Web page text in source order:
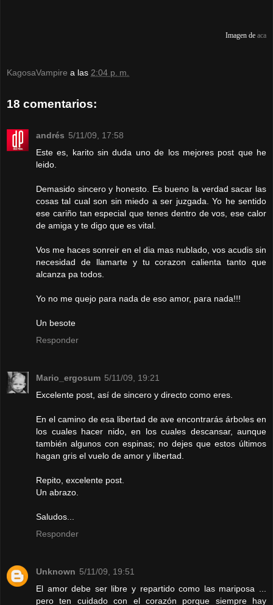
Imagen de aca
KagosaVampire a las 2:04 p. m.
18 comentarios:
andrés 5/11/09, 17:58
Este es, karito sin duda uno de los mejores post que he
leido.
Demasido sincero y honesto. Es bueno la verdad sacar las
cosas tal cual son sin miedo a ser juzgada. Yo he sentido
ese cariño tan especial que tenes dentro de vos, ese calor
de amiga y te digo que es vital.
Vos me haces sonreir en el dia mas nublado, vos acudis sin
necesidad de llamarte y tu corazon calienta tanto que
alcanza pa todos.
Yo no me quejo para nada de eso amor, para nada!!!
Un besote
Responder
Mario_ergosum 5/11/09, 19:21
Excelente post, así de sincero y directo como eres.
En el camino de esa libertad de ave encontrarás árboles en
los cuales hacer nido, en los cuales descansar, aunque
también algunos con espinas; no dejes que estos últimos
hagan gris el vuelo de amor y libertad.
Repito, excelente post.
Un abrazo.
Saludos...
Responder
Unknown 5/11/09, 19:51
El amor debe ser libre y repartido como las mariposa ...
pero ten cuidado con el corazón porque siempre hay